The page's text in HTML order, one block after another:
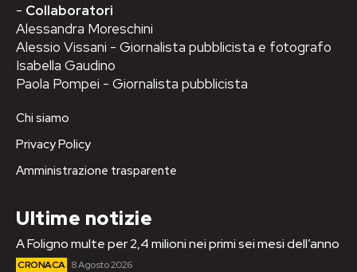
- Collaboratori
Alessandra Moreschini
Alessio Vissani - Giornalista pubblicista e fotografo
Isabella Gaudino
Paola Pompei - Giornalista pubblicista
Chi siamo
Privacy Policy
Amministrazione trasparente
Ultime notizie
A Foligno multe per 2,4 milioni nei primi sei mesi dell’anno
CRONACA 8 Agosto 2026